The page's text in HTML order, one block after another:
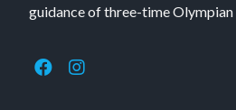
guidance of three-time Olympian